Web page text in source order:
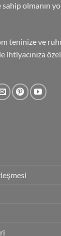
olmanın
teninize ve
ihtiyacınıza